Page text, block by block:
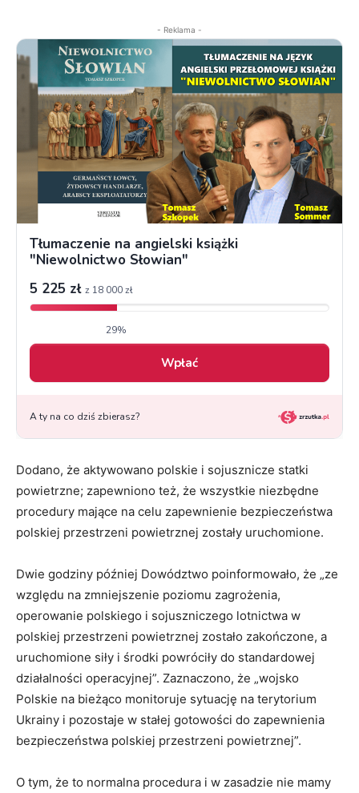
- Reklama -
Dodano, że aktywowano polskie i sojusznicze statki
powietrzne; zapewniono też, że wszystkie niezbędne
procedury mające na celu zapewnienie bezpieczeństwa
polskiej przestrzeni powietrznej zostały uruchomione.
Dwie godziny później Dowództwo poinformowało, że „ze
względu na zmniejszenie poziomu zagrożenia,
operowanie polskiego i sojuszniczego lotnictwa w
polskiej przestrzeni powietrznej zostało zakończone, a
uruchomione siły i środki powróciły do standardowej
działalności operacyjnej”. Zaznaczono, że „wojsko
Polskie na bieżąco monitoruje sytuację na terytorium
Ukrainy i pozostaje w stałej gotowości do zapewnienia
bezpieczeństwa polskiej przestrzeni powietrznej”.
O tym, że to normalna procedura i w zasadzie nie mamy